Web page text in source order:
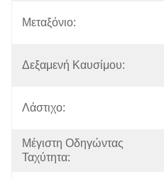
Μεταξόνιο:
Δεξαμενή Καυσίμου:
Λάστιχο:
Μέγιστη Οδηγώντας
Ταχύτητα: